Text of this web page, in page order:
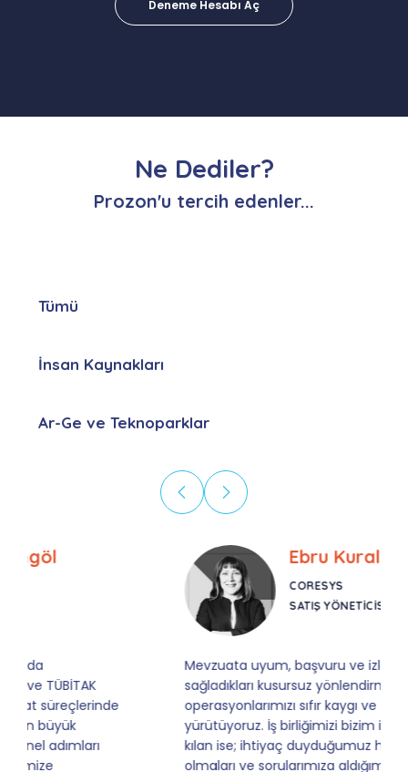
Deneme Hesabı Aç
Ne Dediler?
Prozon'u tercih edenler...
Tümü
İnsan Kaynakları
Ar-Ge ve Teknoparklar
Ebru Kural
SATIŞ YÖNETICISI
Mevzuata uyum, başvuru ve izleme adımlarında
sağladıkları kusursuz yönlendirme sayesinde artık
operasyonlarımızı sıfır kaygı ve tam güvenle
yürütüyoruz. İş birliğimizi bizim için asıl değerli
kılan ise; ihtiyaç duyduğumuz her an ulaşılabilir
olmaları ve sorularımıza aldığımız hızlı geri